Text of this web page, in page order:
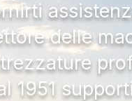
delle
1951